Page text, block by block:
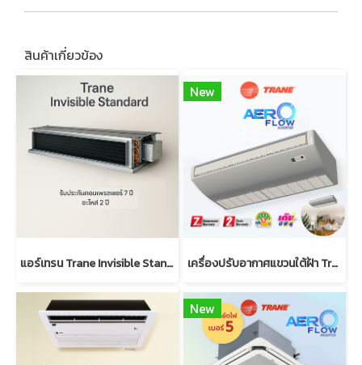
สินค้าเกี่ยวข้อง
แอร์เทรน Trane Invisible Standard (Low/High static R32)
New
เครื่องปรับอากาศแขวนใต้ฝ้า Trane AeroFlow Inverter
New